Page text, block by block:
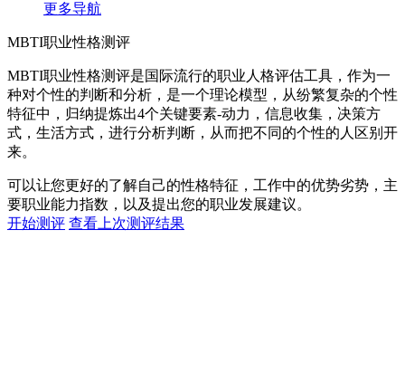
更多导航
MBTI职业性格测评
MBTI职业性格测评是国际流行的职业人格评估工具，作为一
种对个性的判断和分析，是一个理论模型，从纷繁复杂的个性
特征中，归纳提炼出4个关键要素-动力，信息收集，决策方
式，生活方式，进行分析判断，从而把不同的个性的人区别开
来。
可以让您更好的了解自己的性格特征，工作中的优势劣势，主
要职业能力指数，以及提出您的职业发展建议。
开始测评 查看上次测评结果